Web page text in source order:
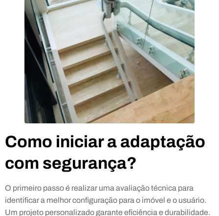
Como iniciar a adaptação
com segurança?
O primeiro passo é realizar uma avaliação técnica para
identificar a melhor configuração para o imóvel e o usuário.
Um projeto personalizado garante eficiência e durabilidade.